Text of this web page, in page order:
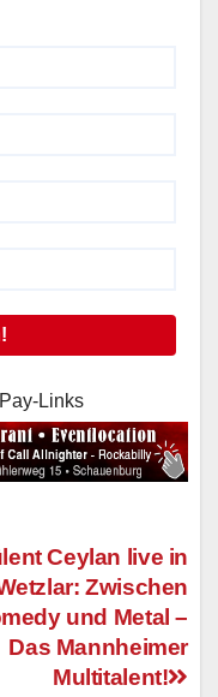
Links
Ceylan live in
Zwischen
und Metal –
Das Mannheimer
Multitalent!